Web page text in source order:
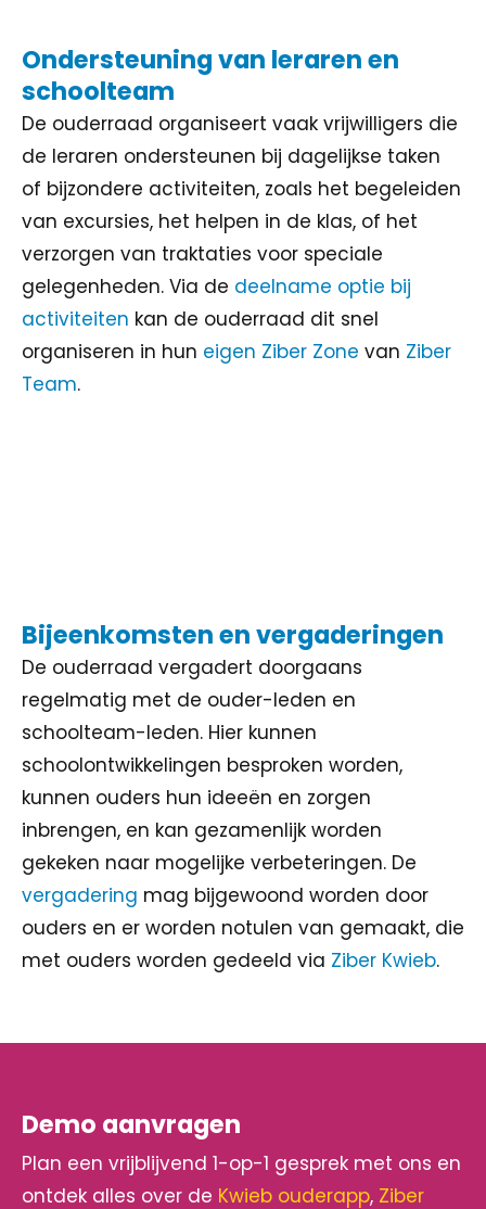
Ondersteuning van leraren en
schoolteam
De ouderraad organiseert vaak vrijwilligers die
de leraren ondersteunen bij dagelijkse taken
of bijzondere activiteiten, zoals het begeleiden
van excursies, het helpen in de klas, of het
verzorgen van traktaties voor speciale
gelegenheden. Via de deelname optie bij
activiteiten kan de ouderraad dit snel
organiseren in hun eigen Ziber Zone van Ziber
Team.
Bijeenkomsten en vergaderingen
De ouderraad vergadert doorgaans
regelmatig met de ouder-leden en
schoolteam-leden. Hier kunnen
schoolontwikkelingen besproken worden,
kunnen ouders hun ideeën en zorgen
inbrengen, en kan gezamenlijk worden
gekeken naar mogelijke verbeteringen. De
vergadering mag bijgewoond worden door
ouders en er worden notulen van gemaakt, die
met ouders worden gedeeld via Ziber Kwieb.
Demo aanvragen
Plan een vrijblijvend 1-op-1 gesprek met ons en
ontdek alles over de Kwieb ouderapp, Ziber